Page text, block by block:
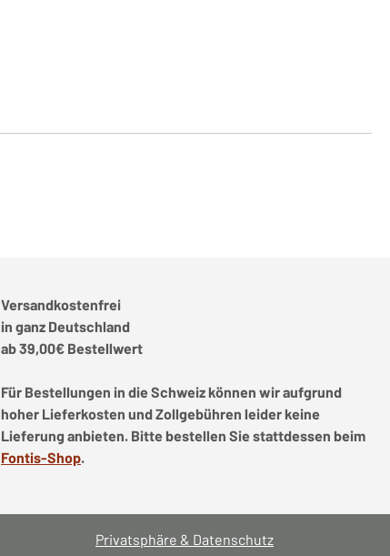
Versandkostenfrei
in ganz Deutschland
ab 39,00€ Bestellwert
Für Bestellungen in die Schweiz können wir aufgrund
hoher Lieferkosten und Zollgebühren leider keine
Lieferung anbieten. Bitte bestellen Sie stattdessen beim
Fontis-Shop.
Privatsphäre & Datenschutz